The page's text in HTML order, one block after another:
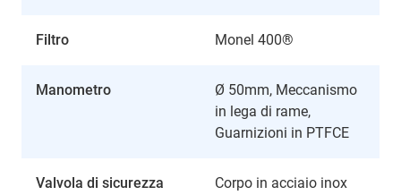
Filtro Monel 400®
Manometro
Ø 50mm, Meccanismo
in lega di rame,
Guarnizioni in PTFCE
Valvola di sicurezza
Corpo in acciaio inox